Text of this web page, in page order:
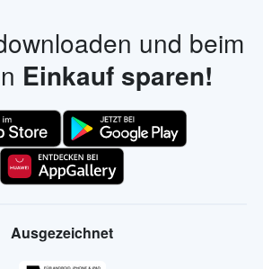
und beim
Einkauf sparen!
Ausgezeichnet